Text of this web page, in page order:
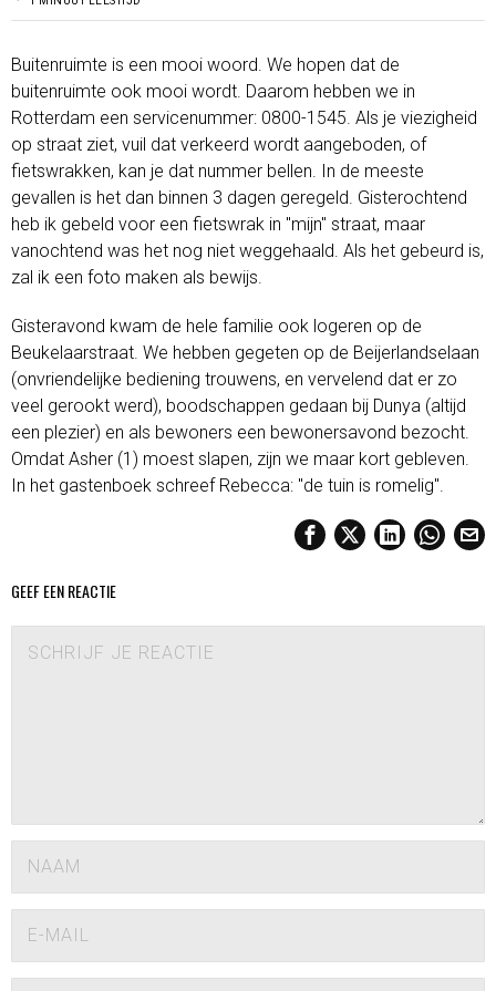
Buitenruimte is een mooi woord. We hopen dat de
buitenruimte ook mooi wordt. Daarom hebben we in
Rotterdam een servicenummer: 0800-1545. Als je viezigheid
op straat ziet, vuil dat verkeerd wordt aangeboden, of
fietswrakken, kan je dat nummer bellen. In de meeste
gevallen is het dan binnen 3 dagen geregeld. Gisterochtend
heb ik gebeld voor een fietswrak in "mijn" straat, maar
vanochtend was het nog niet weggehaald. Als het gebeurd is,
zal ik een foto maken als bewijs.
Gisteravond kwam de hele familie ook logeren op de
Beukelaarstraat. We hebben gegeten op de Beijerlandselaan
(onvriendelijke bediening trouwens, en vervelend dat er zo
veel gerookt werd), boodschappen gedaan bij Dunya (altijd
een plezier) en als bewoners een bewonersavond bezocht.
Omdat Asher (1) moest slapen, zijn we maar kort gebleven.
In het gastenboek schreef Rebecca: "de tuin is romelig".
GEEF EEN REACTIE